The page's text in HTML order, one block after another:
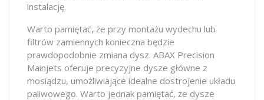
instalację.
Warto pamiętać, że przy montażu wydechu lub
filtrów zamiennych konieczna będzie
prawdopodobnie zmiana dysz. ABAX Precision
Mainjets oferuje precyzyjne dysze główne z
mosiądzu, umożliwiające idealne dostrojenie układu
paliwowego. Warto jednak pamiętać, że dysze